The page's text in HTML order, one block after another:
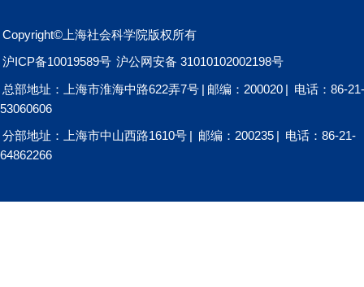
Copyright©上海社会科学院版权所有
沪ICP备10019589号 沪公网安备 31010102002198号
总部地址：上海市淮海中路622弄7号 | 邮编：200020 | 电话：86-21-
53060606
分部地址：上海市中山西路1610号 | 邮编：200235 | 电话：86-21-
64862266